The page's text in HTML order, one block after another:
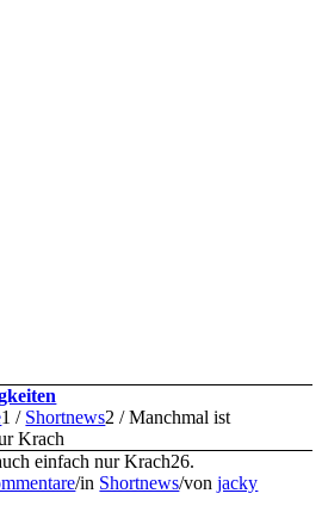
1 / Shortnews2 / Manchmal ist
Krach
einfach nur Krach26.
/in Shortnews/vonjacky